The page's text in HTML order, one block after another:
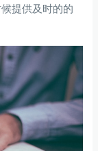
提供及时的的